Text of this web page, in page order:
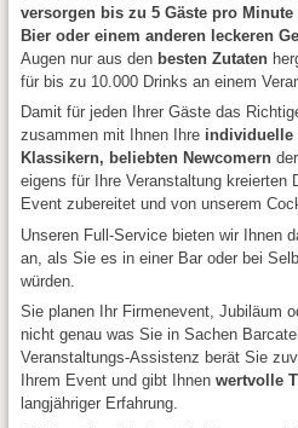
versorgen bis zu 5 Gäste pro
Bier oder einem anderen leckeren
Augen nur aus den besten Zutaten
für bis zu 10.000 Drinks an einem
Damit für jeden Ihrer Gäste das
zusammen mit Ihnen Ihre individuelle
Klassikern, beliebten Newcomernder
eigens für Ihre Veranstaltung kreierten
Event zubereitet und von unserem
Unseren Full-Service bieten wir Ihnen
an, als Sie es in einer Bar oder bei
würden.
Sie planen Ihr Firmenevent, Jubiläum
nicht genau was Sie in Sachen
Veranstaltungs-Assistenz berät Sie
Ihrem Event und gibt Ihnen wertvolle
langjähriger Erfahrung.